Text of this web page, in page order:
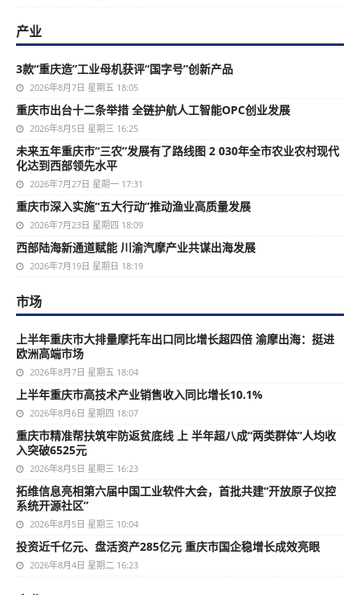
产业
3款“重庆造”工业母机获评“国字号”创新产品
2026年8月7日 星期五 18:05
重庆市出台十二条举措 全链护航人工智能OPC创业发展
2026年8月5日 星期三 16:25
未来五年重庆市“三农”发展有了路线图 2 030年全市农业农村现代
化达到西部领先水平
2026年7月27日 星期一 17:31
重庆市深入实施“五大行动”推动渔业高质量发展
2026年7月23日 星期四 18:09
西部陆海新通道赋能 川渝汽摩产业共谋出海发展
2026年7月19日 星期日 18:19
市场
上半年重庆市大排量摩托车出口同比增长超四倍 渝摩出海：挺进
欧洲高端市场
2026年8月7日 星期五 18:04
上半年重庆市高技术产业销售收入同比增长10.1%
2026年8月6日 星期四 18:07
重庆市精准帮扶筑牢防返贫底线 上 半年超八成“两类群体”人均收
入突破6525元
2026年8月5日 星期三 16:23
拓维信息亮相第六届中国工业软件大会，首批共建“开放原子仪控
系统开源社区”
2026年8月5日 星期三 10:04
投资近千亿元、盘活资产285亿元 重庆市国企稳增长成效亮眼
2026年8月4日 星期二 16:23